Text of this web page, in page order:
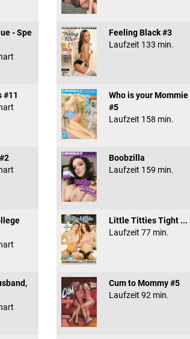
- Spe
#11
Feeling Black #3
Laufzeit 133 min.
Who is your Mommie
#5
Laufzeit 158 min.
Boobzilla
Laufzeit 159 min.
Little Titties Tight ...
Laufzeit 77 min.
Cum to Mommy #5
Laufzeit 92 min.